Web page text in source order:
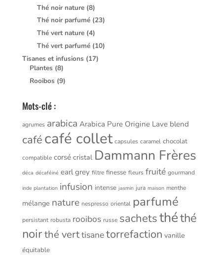
Thé noir nature (8)
Thé noir parfumé (23)
Thé vert nature (4)
Thé vert parfumé (10)
Tisanes et infusions (17)
Plantes (8)
Rooibos (9)
Mots-clé :
agrumes arabica Arabica Pure Origine Lave blend
café café collet capsules caramel chocolat
compatible corsé cristal Dammann Frères
déca décaféiné earl grey filtre finesse fleurs fruité gourmand
inde plantation infusion intense jasmin jura maison menthe
mélange nature nespresso oriental parfumé
persistant robusta rooibos russe sachetsthéthé
noirthé verttisanetorrefaction vanille
équitable